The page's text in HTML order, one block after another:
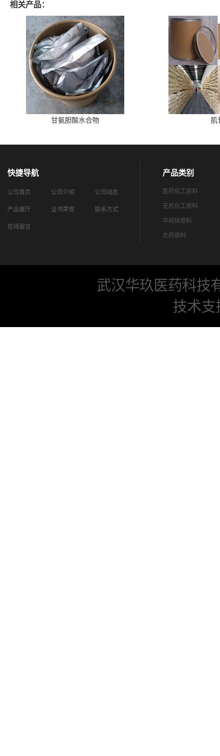
相关产品：
甘氨胆酸水合物 肌
快捷导航
公司首页 公司介绍 公司动态
产品展厅 证书荣誉 联系方式
在线留言
产品类别
医药化工原料
无机化工原料
中间体原料
农药原料
武汉华玖医药科技
技术